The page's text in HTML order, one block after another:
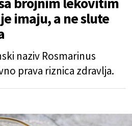
imaju, a ne slute
naziv Rosmarinus
prava riznica zdravlja.